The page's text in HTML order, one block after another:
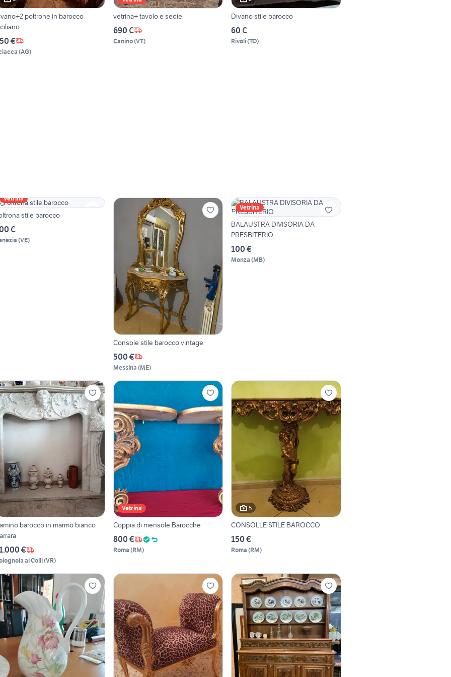
poltrone in barocco
€
(AG)
vetrina+ tavolo e sedie
690 €
Canino(VT)
Divano stile barocco
60 €
Rivoli(TO)
Vetrina
stile barocco
€
(VE)
Console stile barocco vintage
500 €
Messina (ME)
Vetrina
BALAUSTRA DIVISORIA DA
PRESBITERIO
100 €
Monza (MB)
barocco in marmo bianco
€
ai Colli(VR)
Vetrina
Coppia di mensole Barocche
800 €
Roma (RM)
5
CONSOLLE STILE BAROCCO
150 €
Roma (RM)